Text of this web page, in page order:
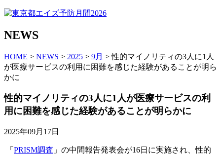
NEWS
HOME > NEWS > 2025 > 9月 > 性的マイノリティの3人に1人
が医療サービスの利用に困難を感じた経験があることが明ら
かに
性的マイノリティの3人に1人が医療サービスの利
用に困難を感じた経験があることが明らかに
2025年09月17日
「 PRISM調査 」の中間報告発表会が16日に実施され、性的